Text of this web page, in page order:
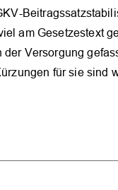
am Gesetzestext
Versorgung
für sie sind